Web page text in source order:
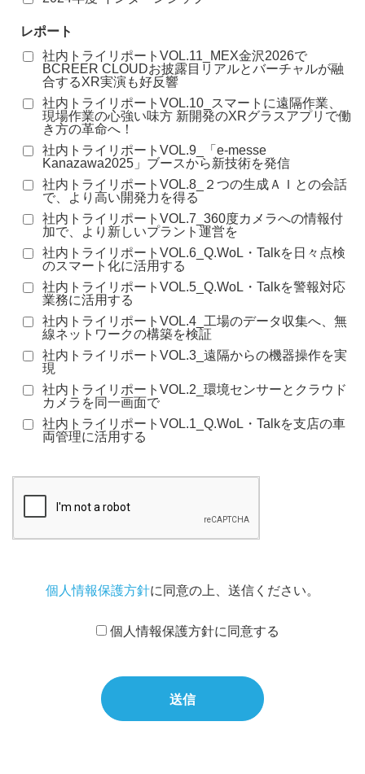
レポート
社内トライリポートVOL.11_MEX金沢2026で
BCREER CLOUDお披露目リアルとバーチャルが融
合するXR実演も好反響
社内トライリポートVOL.10_スマートに遠隔作業、
現場作業の心強い味方 新開発のXRグラスアプリで働
き方の革命へ！
社内トライリポートVOL.9_「e-messe
Kanazawa2025」ブースから新技術を発信
社内トライリポートVOL.8_２つの生成ＡＩとの会話
で、より高い開発力を得る
社内トライリポートVOL.7_360度カメラへの情報付
加で、より新しいプラント運営を
社内トライリポートVOL.6_Q.WoL・Talkを日々点検
のスマート化に活用する
社内トライリポートVOL.5_Q.WoL・Talkを警報対応
業務に活用する
社内トライリポートVOL.4_工場のデータ収集へ、無
線ネットワークの構築を検証
社内トライリポートVOL.3_遠隔からの機器操作を実
現
社内トライリポートVOL.2_環境センサーとクラウド
カメラを同一画面で
社内トライリポートVOL.1_Q.WoL・Talkを支店の車
両管理に活用する
個人情報保護方針に同意の上、送信ください。
個人情報保護方針に同意する